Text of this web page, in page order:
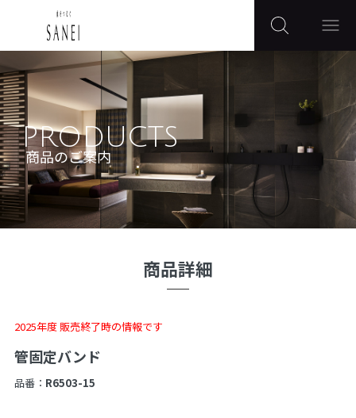
PRODUCTS
商品のご案内
商品詳細
2025年度 販売終了時の情報です
管固定バンド
品番： R6503-15